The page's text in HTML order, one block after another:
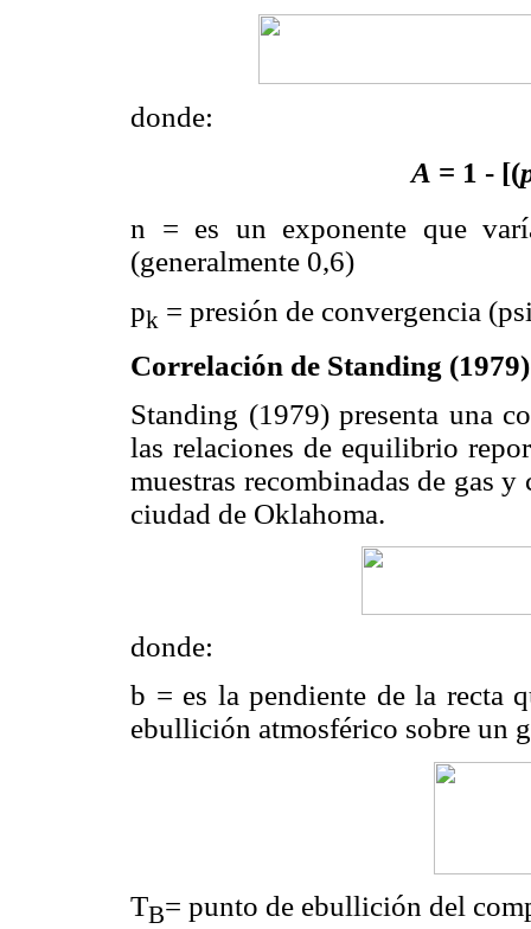
donde:
A = 1 - [(
n = es un exponente que
(generalmente 0,6)
pk = presión de convergencia
Correlación de Standing (1979)
Standing (1979) presenta una
las relaciones de equilibrio
muestras recombinadas de gas
ciudad de Oklahoma.
donde:
b = es la pendiente de la recta
ebullición atmosférico sobre un
TB= punto de ebullición del